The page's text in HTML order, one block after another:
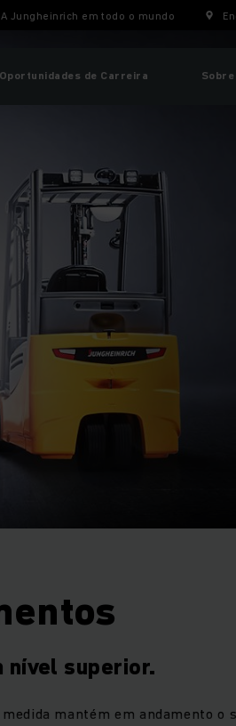
A Jungheinrich em todo o mundo
Oportunidades de Carreira
nível superior.
mantém em andamento o